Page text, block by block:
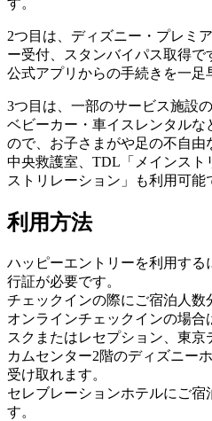
2つ目は、ディズニー・プレミ
ー受付、スタンバイパス取得で
公式アプリからの手続きを一足
3つ目は、一部のサービス施設の
ベビーカー・車イスレンタル
ので、お子さまがや足の不自由
中央救護室、TDL「メインスト
ストリレーション」も利用可能
利用方法
ハッピーエントリーを利用する
行証が必要です。
チェックインの際にご宿泊人数
オンラインチェックインの場
スクまたはレセプション、東
カムセンター2階のディズニー
受け取れます。
セレブレーションホテルにご宿
す。